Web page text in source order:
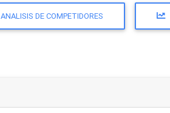
ANALISIS DE COMPETIDORES